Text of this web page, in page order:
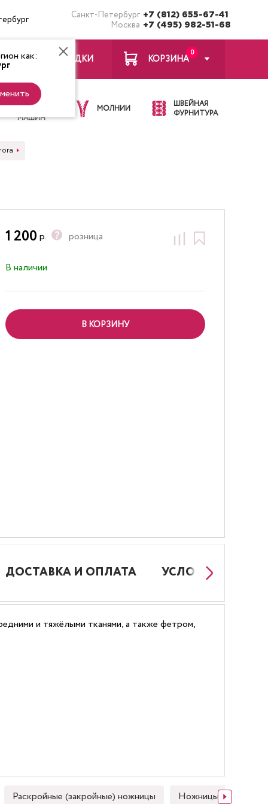
Санкт-Петербург +7 (812) 655-67-41
Москва +7 (495) 982-51-68
как: ЗАКЛАДКИ
0
КОРЗИНА
ИГЛЫ ДЛЯ
ШВЕЙНЫХ
МАШИН
МОЛНИИ
ШВЕЙНАЯ
ФУРНИТУРА
1 200 р. розница
В наличии
В КОРЗИНУ
ДОСТАВКА И ОПЛАТА УСЛОВИЯ
и тяжёлыми тканями, а также фетром,
Раскройные (закройные) ножницы Ножницы зигзаг